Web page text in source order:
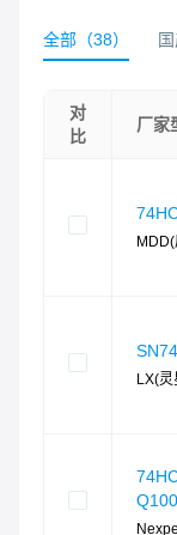
全部 （38）
对
比
厂家
LX(